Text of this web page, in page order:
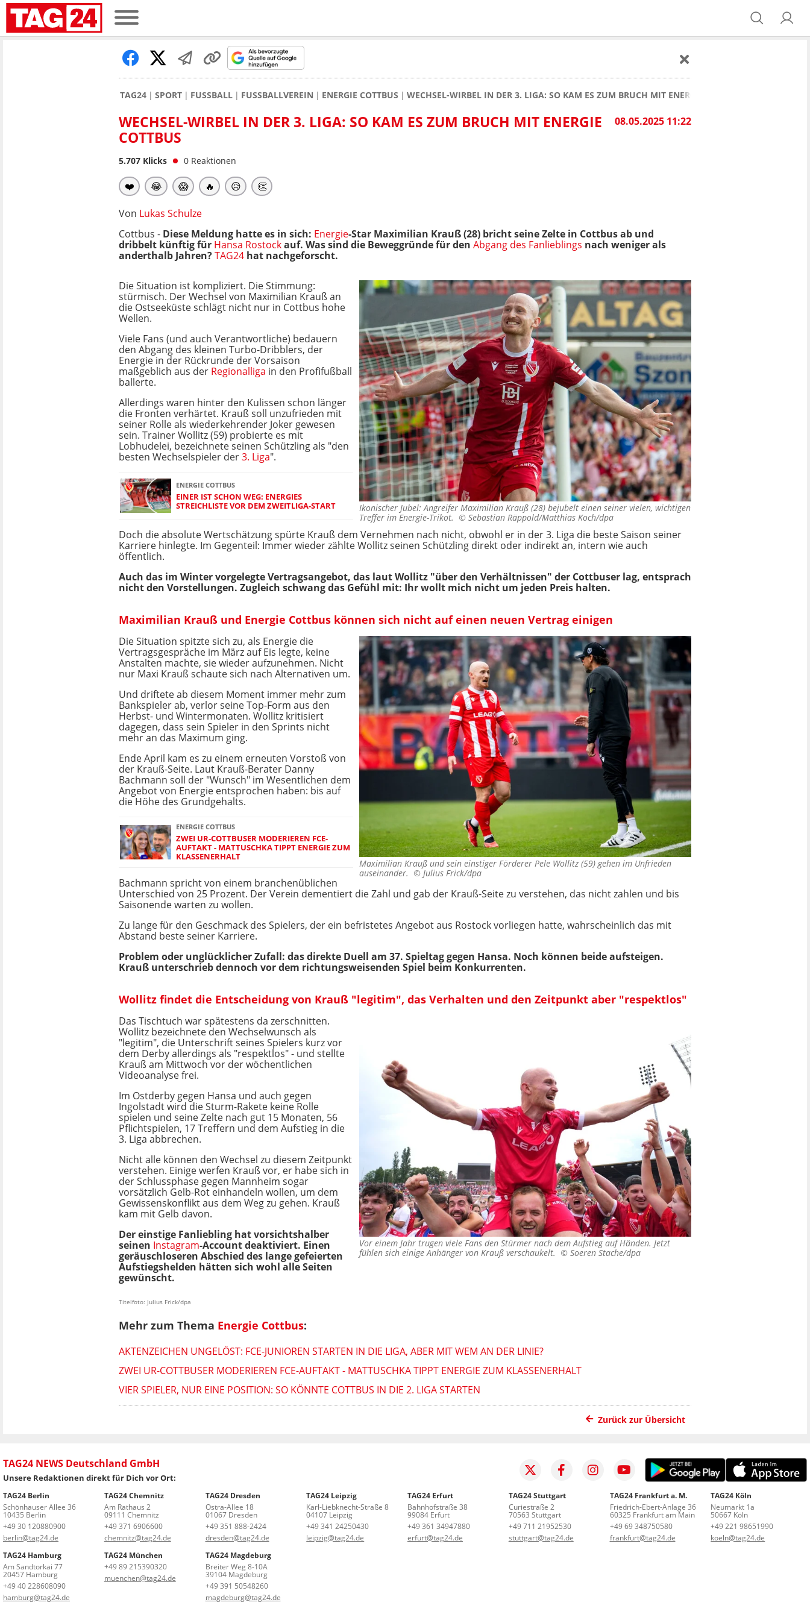
TAG24 SPORT FUSSBALL FUSSBALLVEREIN ENERGIE COTTBUS WECHSEL-WIRBEL IN DER 3. LIGA: SO KAM ES ZUM BRUCH MIT ENERGIE COTTBUS
08.05.2025 11:22
WECHSEL-WIRBEL IN DER 3. LIGA: SO KAM ES ZUM BRUCH MIT ENERGIE
COTTBUS
5.707 Klicks 0 Reaktionen
❤️ 😂 😱 🔥 😥 👏
Von Lukas Schulze
Cottbus - Diese Meldung hatte es in sich: Energie-Star Maximilian Krauß (28) bricht seine Zelte in Cottbus ab und
dribbelt künftig für Hansa Rostockauf. Was sind die Beweggründe für den Abgang des Fanlieblings nach weniger als
anderthalb Jahren?TAG24 hat nachgeforscht.
Ikonischer Jubel: Angreifer Maximilian Krauß (28) bejubelt einen seiner vielen, wichtigen
Treffer im Energie-Trikot. © Sebastian Räppold/Matthias Koch/dpa
Die Situation ist kompliziert. Die Stimmung:
stürmisch. Der Wechsel von Maximilian Krauß an
die Ostseeküste schlägt nicht nur in Cottbus hohe
Wellen.
Viele Fans (und auch Verantwortliche) bedauern
den Abgang des kleinen Turbo-Dribblers, der
Energie in der Rückrunde der Vorsaison
maßgeblich aus der Regionalliga in den Profifußball
ballerte.
Allerdings waren hinter den Kulissen schon länger
die Fronten verhärtet. Krauß soll unzufrieden mit
seiner Rolle als wiederkehrender Joker gewesen
sein. Trainer Wollitz (59) probierte es mit
Lobhudelei, bezeichnete seinen Schützling als "den
besten Wechselspieler der3. Liga".
ENERGIE COTTBUS
EINER IST SCHON WEG: ENERGIES
STREICHLISTE VOR DEM ZWEITLIGA-START
Doch die absolute Wertschätzung spürte Krauß dem Vernehmen nach nicht, obwohl er in der 3. Liga die beste Saison seiner
Karriere hinlegte. Im Gegenteil: Immer wieder zählte Wollitz seinen Schützling direkt oder indirekt an, intern wie auch
öffentlich.
Auch das im Winter vorgelegte Vertragsangebot, das laut Wollitz "über den Verhältnissen" der Cottbuser lag, entsprach
nicht den Vorstellungen. Zugleich schwang das Gefühl mit: Ihr wollt mich nicht um jeden Preis halten.
Maximilian Krauß und Energie Cottbus können sich nicht auf einen neuen Vertrag einigen
Maximilian Krauß und sein einstiger Förderer Pele Wollitz (59) gehen im Unfrieden
auseinander. © Julius Frick/dpa
Die Situation spitzte sich zu, als Energie die
Vertragsgespräche im März auf Eis legte, keine
Anstalten machte, sie wieder aufzunehmen. Nicht
nur Maxi Krauß schaute sich nach Alternativen um.
Und driftete ab diesem Moment immer mehr zum
Bankspieler ab, verlor seine Top-Form aus den
Herbst- und Wintermonaten. Wollitz kritisiert
dagegen, dass sein Spieler in den Sprints nicht
mehr an das Maximum ging.
Ende April kam es zu einem erneuten Vorstoß von
der Krauß-Seite. Laut Krauß-Berater Danny
Bachmann soll der "Wunsch" im Wesentlichen dem
Angebot von Energie entsprochen haben: bis auf
die Höhe des Grundgehalts.
ENERGIE COTTBUS
ZWEI UR-COTTBUSER MODERIEREN FCE-
AUFTAKT - MATTUSCHKA TIPPT ENERGIE ZUM
KLASSENERHALT
Bachmann spricht von einem branchenüblichen
Unterschied von 25 Prozent. Der Verein dementiert die Zahl und gab der Krauß-Seite zu verstehen, das nicht zahlen und bis
Saisonende warten zu wollen.
Zu lange für den Geschmack des Spielers, der ein befristetes Angebot aus Rostock vorliegen hatte, wahrscheinlich das mit
Abstand beste seiner Karriere.
Problem oder unglücklicher Zufall: das direkte Duell am 37. Spieltag gegen Hansa. Noch können beide aufsteigen.
Krauß unterschrieb dennoch vor dem richtungsweisenden Spiel beim Konkurrenten.
Wollitz findet die Entscheidung von Krauß "legitim", das Verhalten und den Zeitpunkt aber "respektlos"
Vor einem Jahr trugen viele Fans den Stürmer nach dem Aufstieg auf Händen. Jetzt
fühlen sich einige Anhänger von Krauß verschaukelt. © Soeren Stache/dpa
Das Tischtuch war spätestens da zerschnitten.
Wollitz bezeichnete den Wechselwunsch als
"legitim", die Unterschrift seines Spielers kurz vor
dem Derby allerdings als "respektlos" - und stellte
Krauß am Mittwoch vor der wöchentlichen
Videoanalyse frei.
Im Ostderby gegen Hansa und auch gegen
Ingolstadt wird die Sturm-Rakete keine Rolle
spielen und seine Zelte nach gut 15 Monaten, 56
Pflichtspielen, 17 Treffern und dem Aufstieg in die
3. Liga abbrechen.
Nicht alle können den Wechsel zu diesem Zeitpunkt
verstehen. Einige werfen Krauß vor, er habe sich in
der Schlussphase gegen Mannheim sogar
vorsätzlich Gelb-Rot einhandeln wollen, um dem
Gewissenskonflikt aus dem Weg zu gehen. Krauß
kam mit Gelb davon.
Der einstige Fanliebling hat vorsichtshalber
seinen Instagram-Account deaktiviert. Einen
geräuschloseren Abschied des lange gefeierten
Aufstiegshelden hätten sich wohl alle Seiten
gewünscht.
Titelfoto: Julius Frick/dpa
Mehr zum Thema Energie Cottbus:
AKTENZEICHEN UNGELÖST: FCE-JUNIOREN STARTEN IN DIE LIGA, ABER MIT WEM AN DER LINIE?
ZWEI UR-COTTBUSER MODERIEREN FCE-AUFTAKT - MATTUSCHKA TIPPT ENERGIE ZUM KLASSENERHALT
VIER SPIELER, NUR EINE POSITION: SO KÖNNTE COTTBUS IN DIE 2. LIGA STARTEN
Zurück zur Übersicht
TAG24 NEWS Deutschland GmbH
Unsere Redaktionen direkt für Dich vor Ort:
TAG24 Berlin
Schönhauser Allee 36
10435 Berlin
+49 30 120880900
berlin@tag24.de
TAG24 Chemnitz
Am Rathaus 2
09111 Chemnitz
+49 371 6906600
chemnitz@tag24.de
TAG24 Dresden
Ostra-Allee 18
01067 Dresden
+49 351 888-2424
dresden@tag24.de
TAG24 Leipzig
Karl-Liebknecht-Straße 8
04107 Leipzig
+49 341 24250430
leipzig@tag24.de
TAG24 Erfurt
Bahnhofstraße 38
99084 Erfurt
+49 361 34947880
erfurt@tag24.de
TAG24 Stuttgart
Curiestraße 2
70563 Stuttgart
+49 711 21952530
stuttgart@tag24.de
TAG24 Frankfurt a. M.
Friedrich-Ebert-Anlage 36
60325 Frankfurt am Main
+49 69 348750580
frankfurt@tag24.de
TAG24 Köln
Neumarkt 1a
50667 Köln
+49 221 98651990
koeln@tag24.de
TAG24 Hamburg
Am Sandtorkai 77
20457 Hamburg
+49 40 228608090
hamburg@tag24.de
TAG24 München
+49 89 215390320
muenchen@tag24.de
TAG24 Magdeburg
Breiter Weg 8-10A
39104 Magdeburg
+49 391 50548260
magdeburg@tag24.de